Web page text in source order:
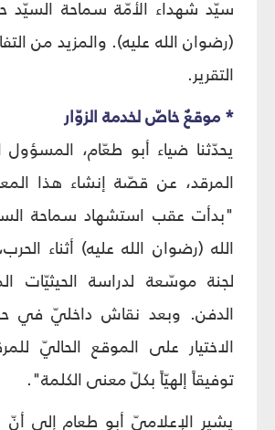
سيّد شهداء الأمّة سماحة السيّد
(رضوان الله عليه). والمزيد من
التقرير.
* موقعٌ خاصّ لخدمة الزوّار
يحدّثنا ضياء أبو طعّام،
المرقد، عن قصّة إنشاء هذا
"بدأت عقب استشهاد سماحة
الله (رضوان الله عليه) أثناء
لجنة موسّعة لدراسة الحيثيّات
الدفن. وبعد نقاش داخليّ في
الاختيار على الموقع الحاليّ
توفيقاً إلهيّاً بكلّ معنى الكلمة".
يشير الإعلاميّ أبو طعام إلى